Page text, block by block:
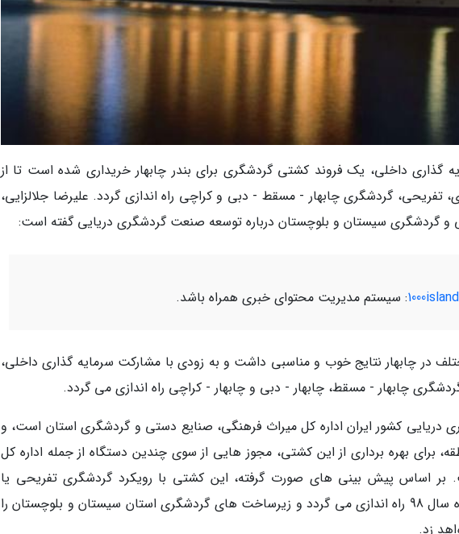
داخلی، یک فروند کشتی گردشگری برای بندر چابهار خریداری شده است تا از
تفریحی، گردشگری چابهار - مسقط - دبی و کراچی راه اندازی گردد. علیرضا جلالزایی،
و گردشگری سیستان و بلوچستان درباره توسعه صنعت گردشگری دریایی گفته است:
: سیستم مدیریت محتوای خبری همراه باشد.
در چابهار نتایج خوب و مناسبی داشت و به زودی با مشارکت سرمایه گذاری داخلی،
چابهار - مسقط، چابهار - دبی و چابهار - کراچی راه اندازی می گردد.
دریایی کشور ایران اداره کل میراث فرهنگی، صنایع دستی و گردشگری استان است، و
برای بهره برداری از این کشتی، مجوز هایی از سوی چندین دستگاه از جمله اداره کل
اساس پیش بینی های صورت گرفته، این کشتی با رویکرد گردشگری تفریحی یا
گردشگری سلامت آب در فروردین ماه سال 98 راه اندازی می گردد و زیرساخت های گردشگری استان سیستان و بلوچستان را
زد.